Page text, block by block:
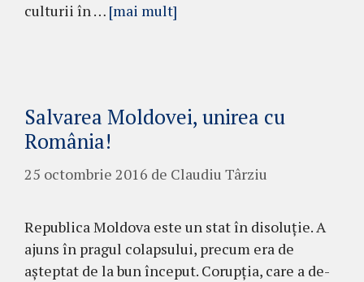
culturii în … [mai mult]
Salvarea Moldovei, unirea cu
România!
25 octombrie 2016 de Claudiu Târziu
Republica Moldova este un stat în di­so­lu­ţie. A
ajuns în pragul colapsului, precum era de
aşteptat de la bun început. Corupţia, care a de­